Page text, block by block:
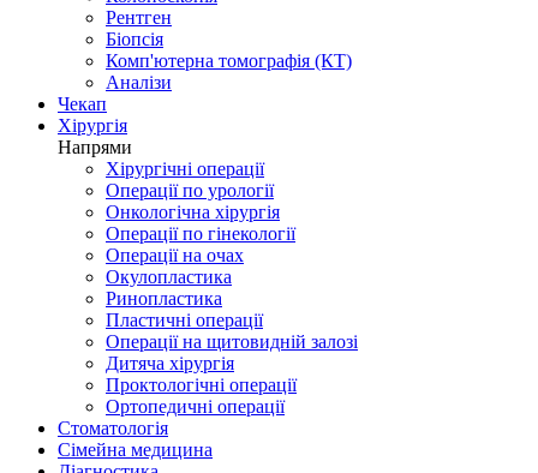
Рентген
Біопсія
Комп'ютерна томографія (КТ)
Аналізи
Чекап
Хірургія
Напрями
Хірургічні операції
Операції по урології
Онкологічна хірургія
Операції по гінекології
Операції на очах
Окулопластика
Ринопластика
Пластичні операції
Операції на щитовидній залозі
Дитяча хірургія
Проктологічні операції
Ортопедичні операції
Стоматологія
Сімейна медицина